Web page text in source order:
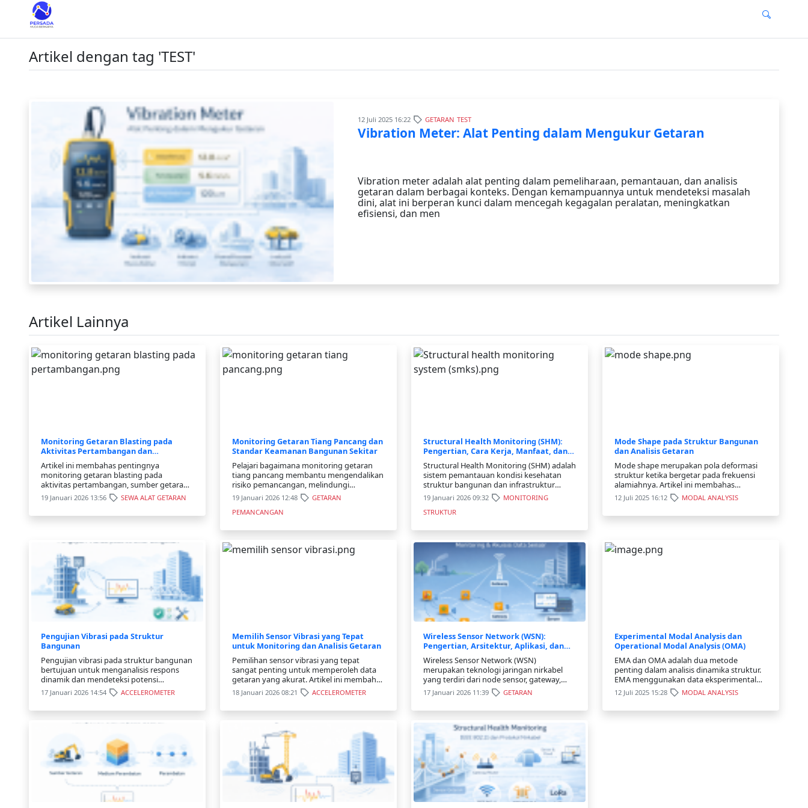
Artikel dengan tag 'TEST'
12 Juli 2025 16:22 GETARAN TEST
Vibration Meter: Alat Penting dalam Mengukur Getaran
Vibration meter adalah alat penting dalam pemeliharaan, pemantauan, dan analisis
getaran dalam berbagai konteks. Dengan kemampuannya untuk mendeteksi masalah
dini, alat ini berperan kunci dalam mencegah kegagalan peralatan, meningkatkan
efisiensi, dan men
Artikel Lainnya
Monitoring Getaran Blasting pada
Aktivitas Pertambangan dan
Standarnya
Artikel ini membahas pentingnya
monitoring getaran blasting pada
aktivitas pertambangan, sumber getaran
peledakan, parameter PPV, standar batas
getaran, serta metode pengukuran untuk
melindungi lingkungan sekitar
19 Januari 2026 13:56 SEWA ALAT GETARAN
Monitoring Getaran Tiang Pancang dan
Standar Keamanan Bangunan Sekitar
Pelajari bagaimana monitoring getaran
tiang pancang membantu mengendalikan
risiko pemancangan, melindungi
bangunan sekitar, dan memenuhi standar
pengujian getaran konstruksi.
19 Januari 2026 12:48
GETARAN
PEMANCANGAN
Structural Health Monitoring (SHM):
Pengertian, Cara Kerja, Manfaat, dan
Aplikasinya
Structural Health Monitoring (SHM) adalah
sistem pemantauan kondisi kesehatan
struktur bangunan dan infrastruktur
secara real-time dengan menggunakan
sensor. Sistem ini mampu mendeteksi
perubahan perilaku struktur seperti
19 Januari 2026 09:32
MONITORING
STRUKTUR
Mode Shape pada Struktur Bangunan
dan Analisis Getaran
Mode shape merupakan pola deformasi
struktur ketika bergetar pada frekuensi
alamiahnya. Artikel ini membahas
pengertian, peran, serta penerapan mode
shape dalam analisis dan monitoring
struktur.
12 Juli 2025 16:12 MODAL ANALYSIS
Pengujian Vibrasi pada Struktur
Bangunan
Pengujian vibrasi pada struktur bangunan
bertujuan untuk menganalisis respons
dinamik dan mendeteksi potensi
kerusakan struktur. Artikel ini membahas
metode, langkah pengujian, dan
manfaatnya.
17 Januari 2026 14:54 ACCELEROMETER
Memilih Sensor Vibrasi yang Tepat
untuk Monitoring dan Analisis Getaran
Pemilihan sensor vibrasi yang tepat
sangat penting untuk memperoleh data
getaran yang akurat. Artikel ini membahas
faktor pemilihan sensor serta teknologi
akselerometer dan MEMS.
18 Januari 2026 08:21 ACCELEROMETER
Wireless Sensor Network (WSN):
Pengertian, Arsitektur, Aplikasi, dan
Tantangan
Wireless Sensor Network (WSN)
merupakan teknologi jaringan nirkabel
yang terdiri dari node sensor, gateway,
dan sistem pemantauan. Teknologi ini
banyak digunakan untuk monitoring
lingkungan, kesehatan, dan struktur
17 Januari 2026 11:39 GETARAN
Experimental Modal Analysis dan
Operational Modal Analysis (OMA)
EMA dan OMA adalah dua metode
penting dalam analisis dinamika struktur.
EMA menggunakan data eksperimental
yang dihasilkan oleh eksperimen
terkontrol, sementara OMA
menggunakan data operasional yang
12 Juli 2025 15:28 MODAL ANALYSIS